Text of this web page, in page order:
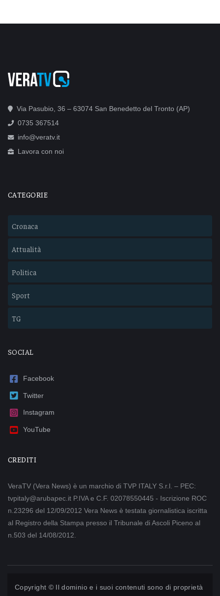
Via Pasubio, 36 – 63074 San Benedetto del Tronto (AP)
0735 367514
info@veratv.it
Lavora con noi
CATEGORIE
Cronaca
Attualità
Politica
Sport
TG
SOCIAL
Facebook
Twitter
Instagram
YouTube
CREDITI
VeraTV (Vera News) è un marchio di TVP ITALY S.r.l. – PEC:
tvpitaly@arubapec.it P.IVA e C.F. 02078550445 - Iscrizione ROC
n.23296 del 12/09/2012 Vera News è testata giornalistica iscritta
al Registro della Stampa presso il Tribunale di Ascoli Piceno al
n.503 del 14/08/2012.
Copyright © Il dominio e i suoi contenuti sono di proprietà